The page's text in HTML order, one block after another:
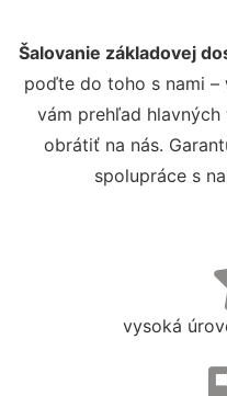
Šalovanie základovej
poďte do toho s nami –
vám prehľad
obrátiť na nás.
spolupráce s
vysoká